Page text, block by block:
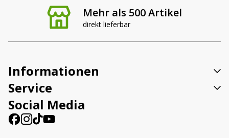
Mehr als 500 Artikel
direkt lieferbar
Informationen
Service
Social Media